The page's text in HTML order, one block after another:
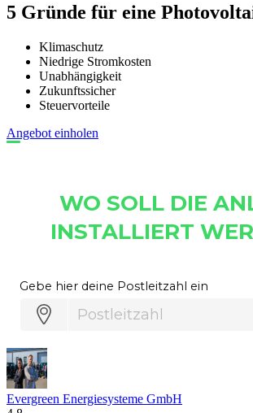
5 Gründe für eine
Klimaschutz
Niedrige Stromkosten
Unabhängigkeit
Zukunftssicher
Steuervorteile
Angebot einholen
Evergreen Energiesysteme GmbH